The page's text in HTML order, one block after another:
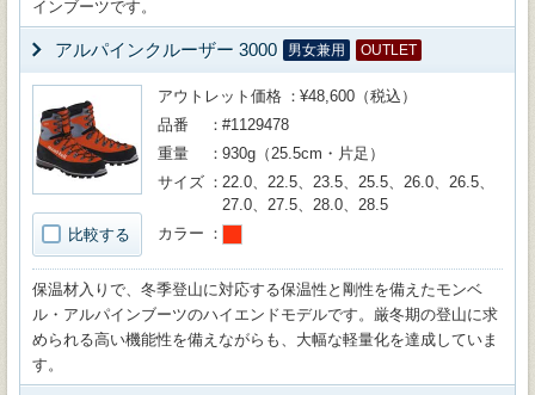
インブーツです。
アルパインクルーザー 3000 男女兼用 OUTLET
比較する
アウトレット価格
¥48,600（税込）
品番
#1129478
重量
930g（25.5cm・片足）
サイズ
22.0、22.5、23.5、25.5、26.0、26.5、
27.0、27.5、28.0、28.5
カラー
保温材入りで、冬季登山に対応する保温性と剛性を備えたモンベ
ル・アルパインブーツのハイエンドモデルです。厳冬期の登山に求
められる高い機能性を備えながらも、大幅な軽量化を達成していま
す。